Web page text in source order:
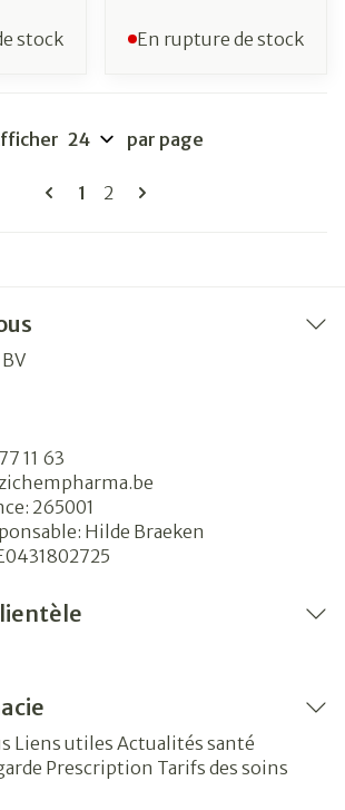
stock En rupture de stock
Pages
Vous lisez actuellement la page
1 Page
2
par page
11 63
265001
Hilde Braeken
Liens utiles Actualités santé
Prescription Tarifs des soins